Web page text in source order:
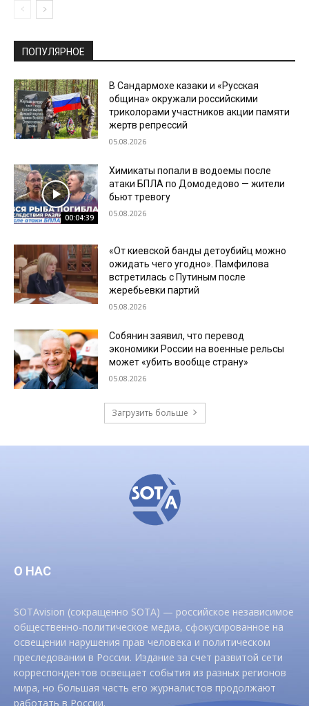
ПОПУЛЯРНОЕ
В Сандармохе казаки и «Русская
община» окружали российскими
триколорами участников акции памяти
жертв репрессий
05.08.2026
00:04:39
Химикаты попали в водоемы после
атаки БПЛА по Домодедово — жители
бьют тревогу
05.08.2026
«От киевской банды детоубийц можно
ожидать чего угодно». Памфилова
встретилась с Путиным после
жеребьевки партий
05.08.2026
Собянин заявил, что перевод
экономики России на военные рельсы
может «убить вообще страну»
05.08.2026
Загрузить больше
О НАС
SOTAvision (сокращенно SOTA) — российское независимое
общественно-политическое медиа, сфокусированное на
освещении нарушения прав человека и политическом
преследовании в России. Издание за счет развитой сети
корреспондентов освещает события из разных регионов
мира, но большая часть его журналистов продолжают
работать в России.